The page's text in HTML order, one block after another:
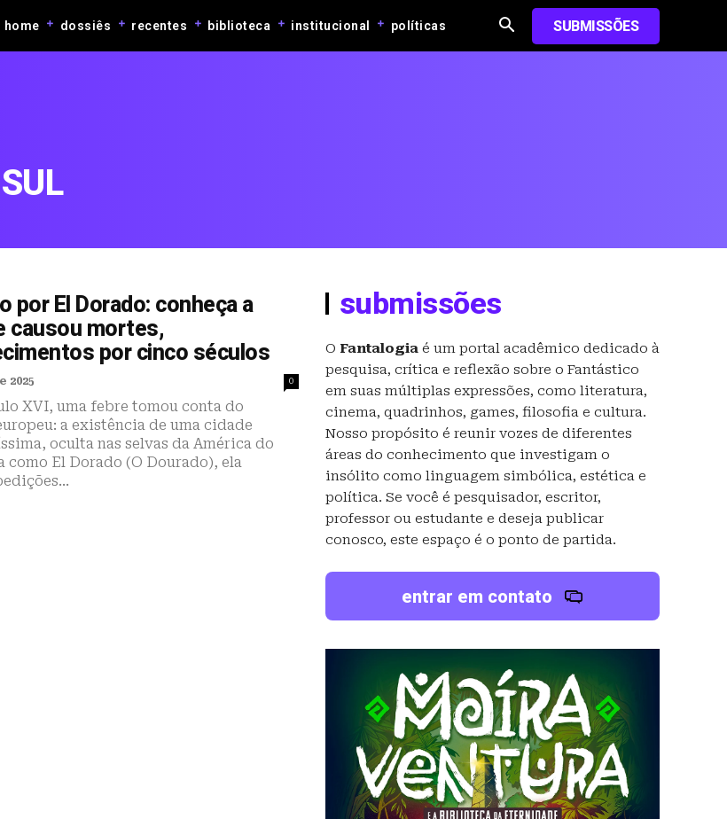
home dossiês recentes biblioteca institucional políticas SUBMISSÕES
por El Dorado: conheça a
causou mortes,
por cinco séculos
2025 0
XVI, uma febre tomou conta do
a existência de uma cidade
oculta nas selvas da América do
como El Dorado (O Dourado), ela
submissões
O Fantalogia é um portal acadêmico dedicado à
pesquisa, crítica e reflexão sobre o Fantástico
em suas múltiplas expressões, como literatura,
cinema, quadrinhos, games, filosofia e cultura.
Nosso propósito é reunir vozes de diferentes
áreas do conhecimento que investigam o
insólito como linguagem simbólica, estética e
política. Se você é pesquisador, escritor,
professor ou estudante e deseja publicar
conosco, este espaço é o ponto de partida.
entrar em contato